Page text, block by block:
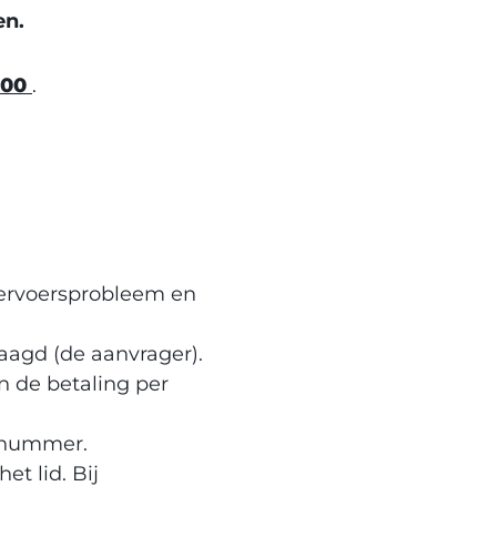
.
en
(de aanvrager).
de betaling per
lid. Bij